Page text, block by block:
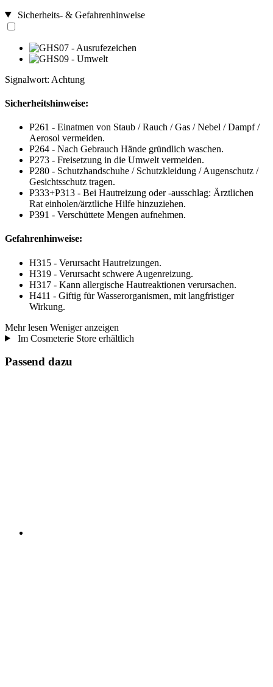
Sicherheits- & Gefahrenhinweise
Signalwort: Achtung
Sicherheitshinweise:
P261 - Einatmen von Staub / Rauch / Gas / Nebel / Dampf /
Aerosol vermeiden.
P264 - Nach Gebrauch Hände gründlich waschen.
P273 - Freisetzung in die Umwelt vermeiden.
P280 - Schutzhandschuhe / Schutzkleidung / Augenschutz /
Gesichtsschutz tragen.
P333+P313 - Bei Hautreizung oder -ausschlag: Ärztlichen
Rat einholen/ärztliche Hilfe hinzuziehen.
P391 - Verschüttete Mengen aufnehmen.
Gefahrenhinweise:
H315 - Verursacht Hautreizungen.
H319 - Verursacht schwere Augenreizung.
H317 - Kann allergische Hautreaktionen verursachen.
H411 - Giftig für Wasserorganismen, mit langfristiger
Wirkung.
Mehr lesen Weniger anzeigen
Im Cosmeterie Store erhältlich
Passend dazu